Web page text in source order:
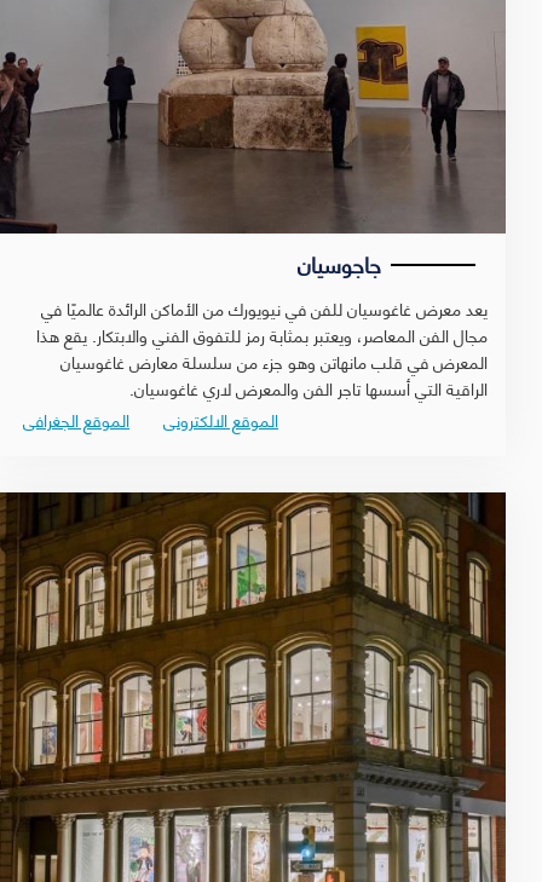
جاجوسيان
يعد معرض غاغوسيان للفن في نيويورك من الأماكن الرائدة عالميًا في
مجال الفن المعاصر، ويعتبر بمثابة رمز للتفوق الفني والابتكار. يقع هذا
المعرض في قلب مانهاتن وهو جزء من سلسلة معارض غاغوسيان
الراقية التي أسسها تاجر الفن والمعرض لاري غاغوسيان.
الموقع الجغرافى
الموقع الالكترونى